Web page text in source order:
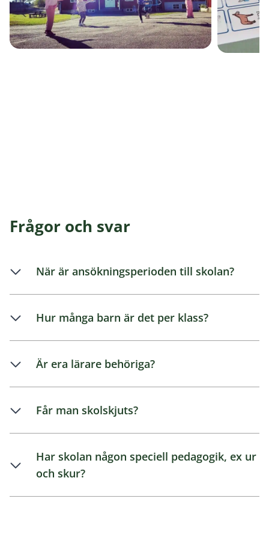
Frågor och svar
När är ansökningsperioden till skolan?
Hur många barn är det per klass?
Är era lärare behöriga?
Får man skolskjuts?
Har skolan någon speciell pedagogik, ex ur
och skur?